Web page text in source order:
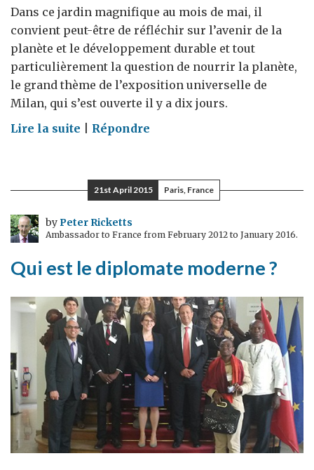
Dans ce jardin magnifique au mois de mai, il
convient peut-être de réfléchir sur l’avenir de la
planète et le développement durable et tout
particulièrement la question de nourrir la planète,
le grand thème de l’exposition universelle de
Milan, qui s’est ouverte il y a dix jours.
Lire la suite on
planète
le
grand
de
universelle
de
Milan
Répondre
21st April 2015 Paris, France
byPeter Ricketts
Ambassador to France from February 2012 to January 2016.
Qui est le diplomate moderne ?